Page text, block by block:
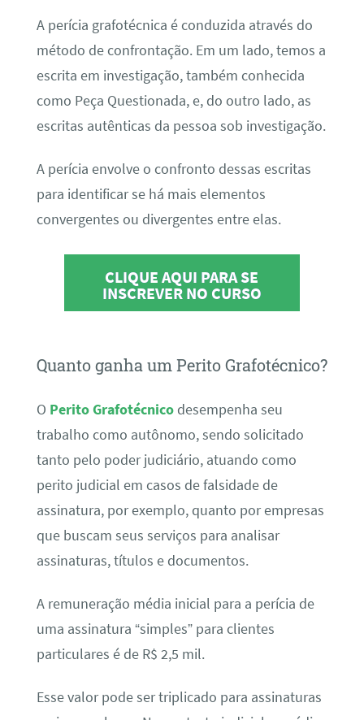
A perícia grafotécnica é conduzida através do
método de confrontação. Em um lado, temos a
escrita em investigação, também conhecida
como Peça Questionada, e, do outro lado, as
escritas autênticas da pessoa sob investigação.
A perícia envolve o confronto dessas escritas
para identificar se há mais elementos
convergentes ou divergentes entre elas.
CLIQUE AQUI PARA SE
INSCREVER NO CURSO
Quanto ganha um Perito Grafotécnico?
O Perito Grafotécnicodesempenha seu
trabalho como autônomo, sendo solicitado
tanto pelo poder judiciário, atuando como
perito judicial em casos de falsidade de
assinatura, por exemplo, quanto por empresas
que buscam seus serviços para analisar
assinaturas, títulos e documentos.
A remuneração média inicial para a perícia de
uma assinatura “simples” para clientes
particulares é de R$ 2,5 mil.
Esse valor pode ser triplicado para assinaturas